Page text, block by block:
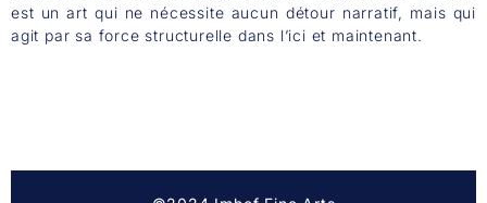
est un art qui ne nécessite aucun détour narratif, mais qui
agit par sa force structurelle dans l’ici et maintenant.